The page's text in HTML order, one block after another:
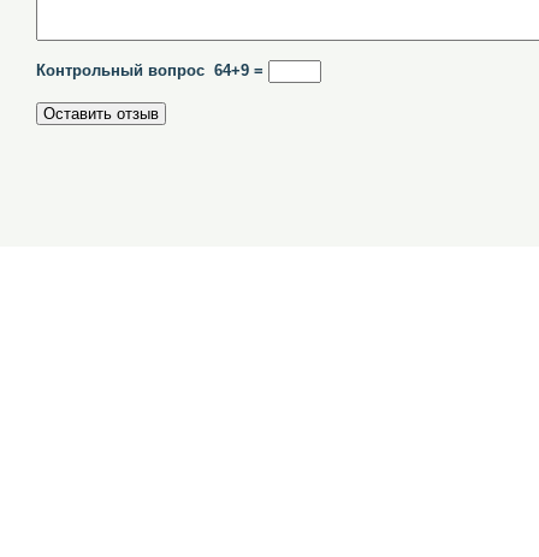
Контрольный вопрос 64+9 =